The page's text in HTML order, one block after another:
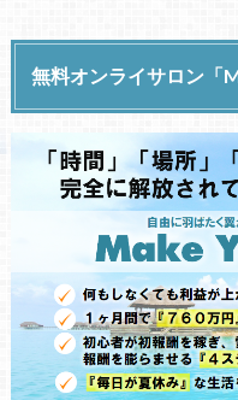
無料オンライサロン「